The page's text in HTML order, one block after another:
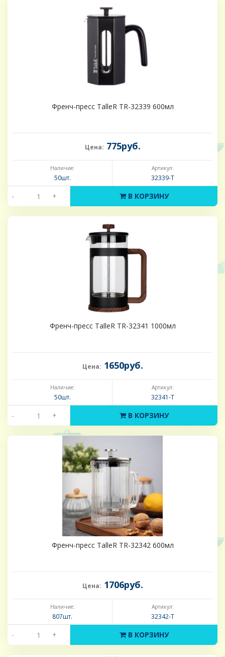
Френч-пресс TalleR TR-32339 600мл
Цена: 775руб.
Наличие:
50шт.
Артикул:
32339-Т
- + В КОРЗИНУ
Френч-пресс TalleR TR-32341 1000мл
Цена: 1650руб.
Наличие:
50шт.
Артикул:
32341-Т
- + В КОРЗИНУ
Френч-пресс TalleR TR-32342 600мл
Цена: 1706руб.
Наличие:
807шт.
Артикул:
32342-Т
- + В КОРЗИНУ